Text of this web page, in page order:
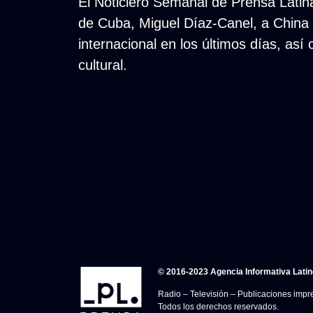
de Cuba, Miguel Díaz-Canel, a
internacional en los últimos días, así
cultural.
© 2016-2023 Agencia Informativa
Radio – Televisión – Publicaciones
Todos los derechos reservados.